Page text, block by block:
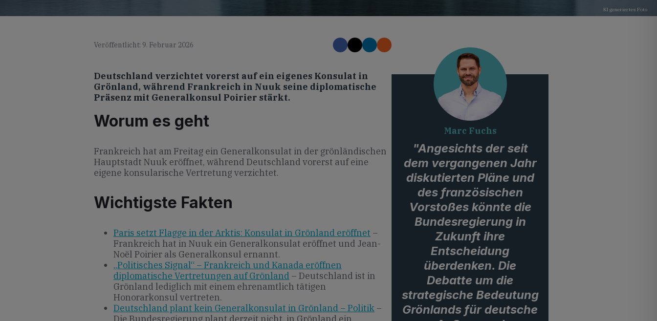
KI generiertes Foto
Veröffentlicht: 9. Februar 2026
Deutschland verzichtet vorerst auf ein eigenes Konsulat in
Grönland, während Frankreich in Nuuk seine diplomatische
Präsenz mit Generalkonsul Poirier stärkt.
Worum es geht
Frankreich hat am Freitag ein Generalkonsulat in der grönländischen
Hauptstadt Nuuk eröffnet, während Deutschland vorerst auf eine
eigene konsularische Vertretung verzichtet.
Wichtigste Fakten
Paris setzt Flagge in der Arktis: Konsulat in Grönland eröffnet –
Frankreich hat in Nuuk ein Generalkonsulat eröffnet und Jean-
Noël Poirier als Generalkonsul ernannt.
„Politisches Signal“ – Frankreich und Kanada eröffnen
diplomatische Vertretungen auf Grönland – Deutschland ist in
Grönland lediglich mit einem ehrenamtlich tätigen
Honorarkonsul vertreten.
Deutschland plant kein Generalkonsulat in Grönland – Politik –
Marc Fuchs
"Angesichts der seit
dem vergangenen Jahr
diskutierten Pläne und
des französischen
Vorstoßes könnte die
Bundesregierung in
Zukunft ihre
Entscheidung
überdenken. Die
Debatte um die
strategische Bedeutung
Grönlands für deutsche